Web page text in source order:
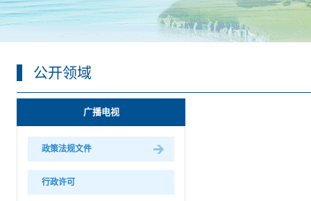
公开领域
广播电视
政策法规文件
行政许可